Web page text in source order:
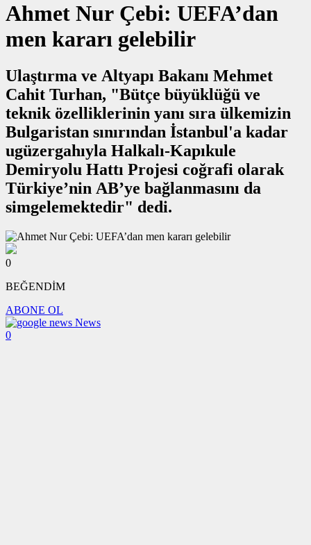
Ahmet Nur Çebi: UEFA’dan
men kararı gelebilir
Ulaştırma ve Altyapı Bakanı Mehmet
Cahit Turhan, "Bütçe büyüklüğü ve
teknik özelliklerinin yanı sıra ülkemizin
Bulgaristan sınırından İstanbul'a kadar
ugüzergahıyla Halkalı-Kapıkule
Demiryolu Hattı Projesi coğrafi olarak
Türkiye’nin AB’ye bağlanmasını da
simgelemektedir" dedi.
0
BEĞENDİM
ABONE OL
News
0